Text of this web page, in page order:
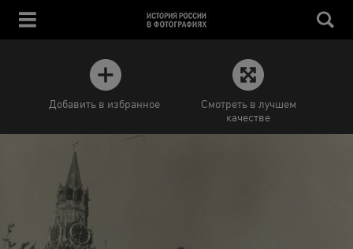
Добавить в избранное
Смотреть в лучшем
качестве